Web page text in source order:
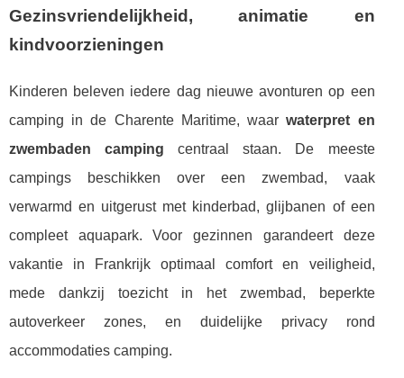
Gezinsvriendelijkheid, animatie en
kindvoorzieningen
Kinderen beleven iedere dag nieuwe avonturen op een
camping in de Charente Maritime, waarwaterpret en
zwembaden camping centraal staan. De meeste
campings beschikken over een zwembad, vaak
verwarmd en uitgerust met kinderbad, glijbanen of een
compleet aquapark. Voor gezinnen garandeert deze
vakantie in Frankrijk optimaal comfort en veiligheid,
mede dankzij toezicht in het zwembad, beperkte
autoverkeer zones, en duidelijke privacy rond
accommodaties camping.